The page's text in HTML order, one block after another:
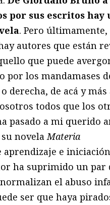
por sus escritos hay
. Pero últimamente,
autores que están
que puede
por los mandamases
derecha, de acá y más
todos que los
pasado a mi querido
su novelaMateria
aprendizaje e iniciación
ha suprimido un par
el abuso
ser que haya